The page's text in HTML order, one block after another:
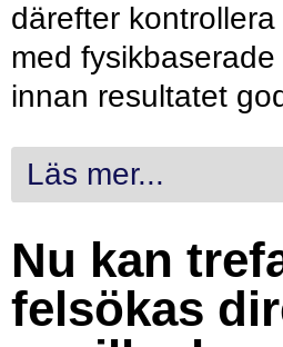
därefter
med
innan resultatet
Läs mer...
Nu kan
felsökas